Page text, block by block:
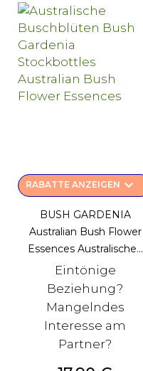
RABATTE ANZEIGEN keyboard_arrow_down
BUSH GARDENIA
Australian Bush Flower
Essences Australische...
Eintönige
Beziehung?
Mangelndes
Interesse am
Partner?